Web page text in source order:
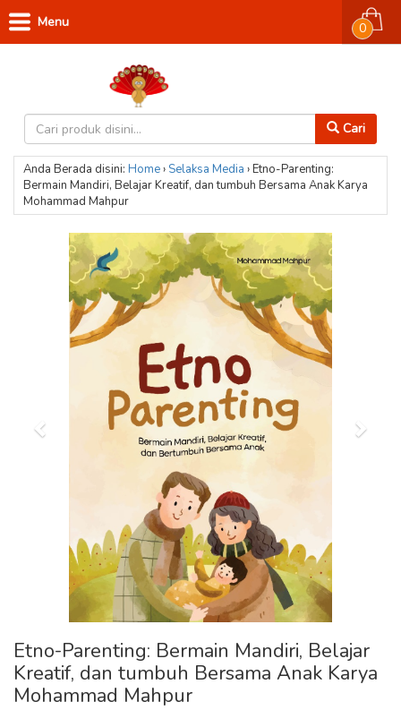
Cari
0
Menu
Anda Berada disini: Home› Selaksa Media ›Etno-Parenting:
Bermain Mandiri, Belajar Kreatif, dan tumbuh Bersama Anak Karya
Mohammad Mahpur
Etno-Parenting: Bermain Mandiri, Belajar
Kreatif, dan tumbuh Bersama Anak Karya
Mohammad Mahpur